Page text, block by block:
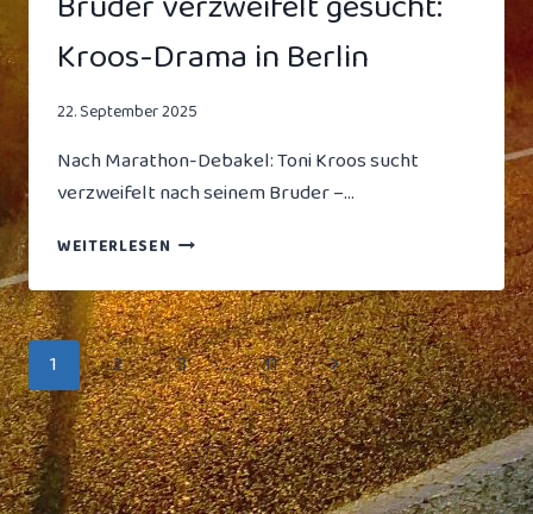
Kroos-Drama in Berlin
22. September 2025
Nach Marathon-Debakel: Toni Kroos sucht
verzweifelt nach seinem Bruder –…
WEITERLESEN BRUDER
GESUCHT:
KROOS-
DRAMA
IN
BERLIN
Seitennavigation
1 2 3 … 11
Nächste
Seite